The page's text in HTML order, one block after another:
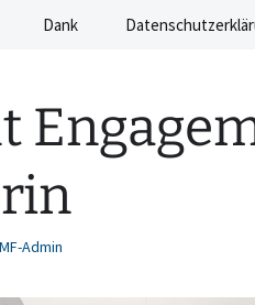
Dank
Admin